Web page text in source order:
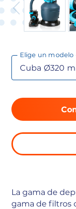
Elige un modelo
La gama de
gama de filtros